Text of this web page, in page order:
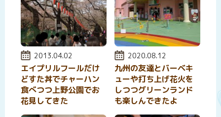
投稿日:
2013.04.02
エイプリルフールだけ
どすた丼でチャーハン
食べつつ上野公園でお
花見してきた
投稿日:
2020.08.12
九州の友達とバーベキ
ューや打ち上げ花火を
しつつグリーンランド
も楽しんできたよ